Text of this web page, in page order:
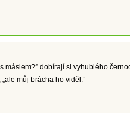
máslem?” dobírají si vyhublého
můj brácha ho viděl.”